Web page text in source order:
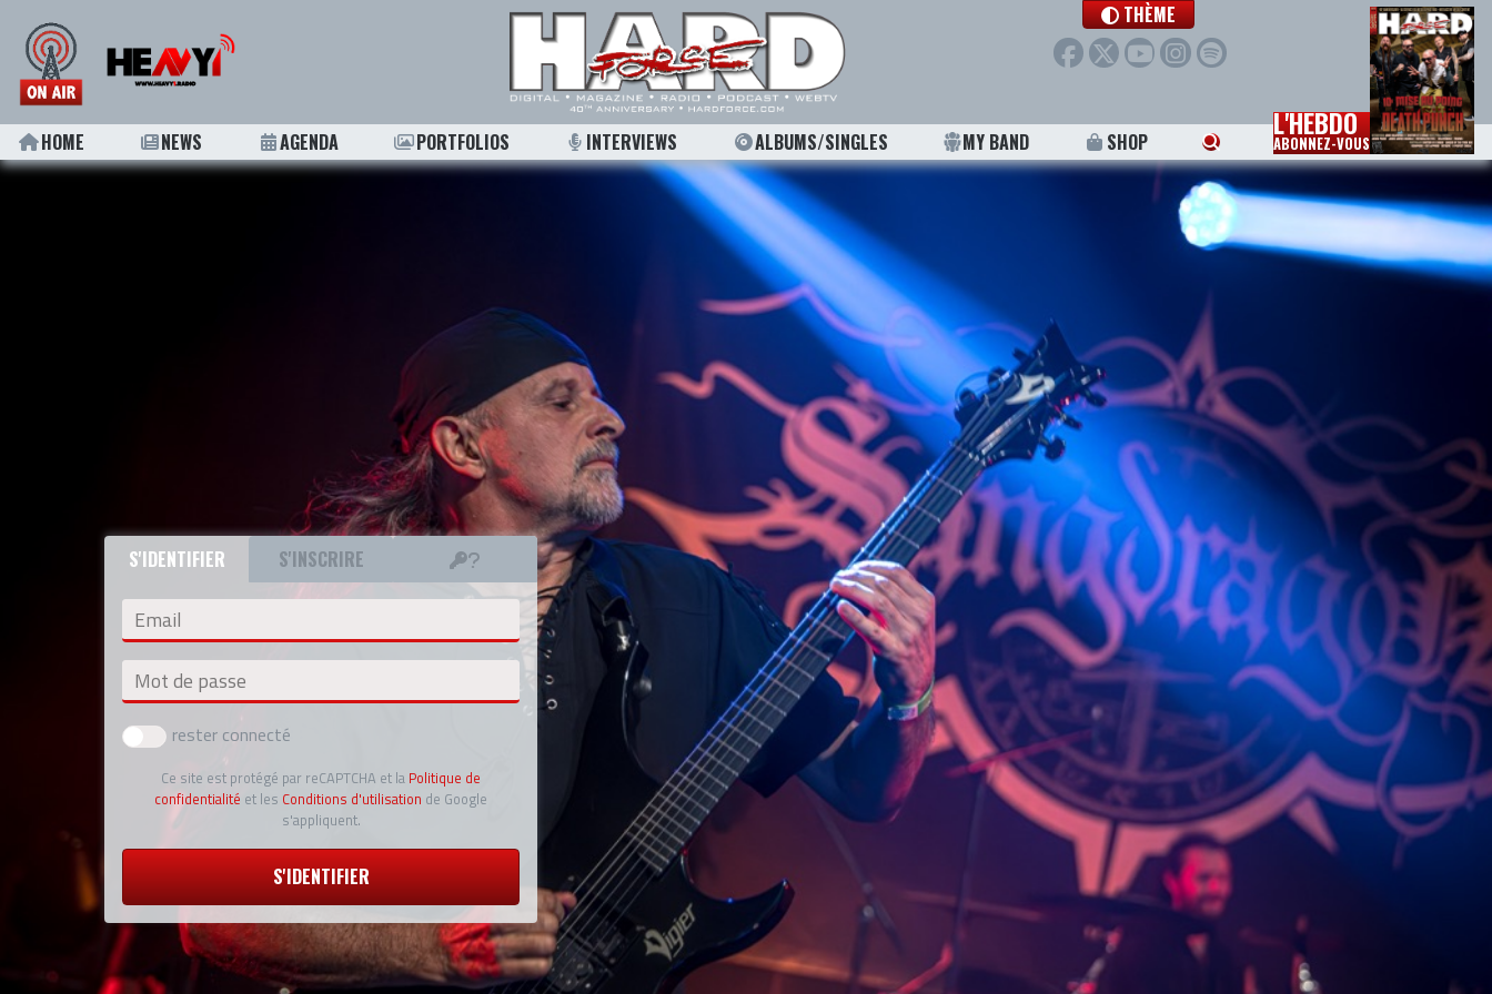
THÈME
HOME NEWS AGENDA PORTFOLIOS INTERVIEWS ALBUMS/SINGLES MY BAND SHOP L'HEBDO
ABONNEZ-VOUS
S'IDENTIFIER S'INSCRIRE
Email
Mot de passe
rester connecté
Ce site est protégé par reCAPTCHA et la Politique de
confidentialité et les Conditions d'utilisation de Google
s'appliquent.
S'IDENTIFIER